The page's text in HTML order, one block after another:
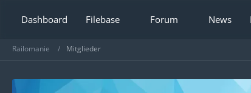
Dashboard Filebase Forum News
Railomanie Mitglieder